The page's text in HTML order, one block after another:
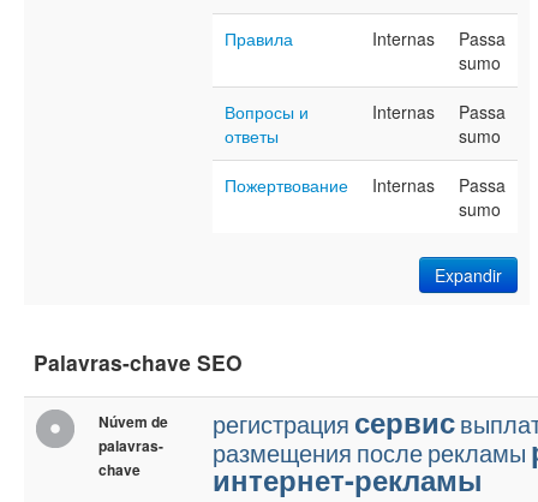
Правила Internas
Passa
sumo
Вопросы и
ответы
Internas
Passa
sumo
Пожертвование Internas
Passa
sumo
Expandir
Palavras-chave SEO
Núvem de
palavras-
chave
регистрация сервис
размещения послерекламы
интернет-рекламы